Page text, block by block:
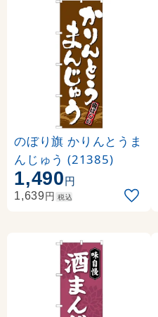
のぼり旗 かりんとうま
んじゅう (21385)
1,490円
1,639円 税込